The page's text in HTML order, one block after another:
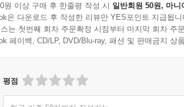
원 이상 구매 후 한줄평 작성 시 일반회원 50원, 마니
은 다운로드 후 작성한 리뷰만 YES포인트 지급됩니
는 첫번째 회차 주문확정 시점부터 마지막 회차 주
페이백, CD/LP, DVD/Blu-ray, 패션 및 판매금지 상
평점